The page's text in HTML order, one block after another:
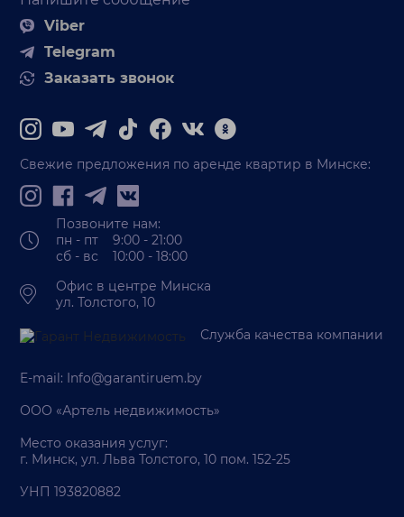
Viber
Telegram
Заказать звонок
Свежие предложения по аренде квартир в Минске:
Позвоните нам:
пн - пт 9:00 - 21:00
сб - вс 10:00 - 18:00
Офис в центре Минска
ул. Толстого, 10
Служба качества компании
E-mail: Info@garantiruem.by
ООО «Артель недвижимость»
Место оказания услуг:
г. Минск, ул. Льва Толстого, 10 пом. 152-25
УНП 193820882